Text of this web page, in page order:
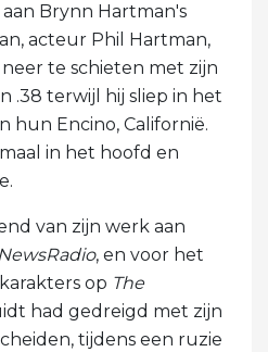
Brynn Hartman's
acteur Phil Hartman,
te schieten met zijn
.38 terwijl hij sliep in het
hun Encino, Californië.
in het hoofd en
van zijn werk aan
NewsRadio, en voor het
op The
had gedreigd met zijn
tijdens een ruzie